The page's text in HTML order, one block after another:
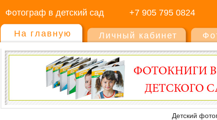
Фотограф в детский сад +7 905 795 0824
На главную Личный кабинет
Детский